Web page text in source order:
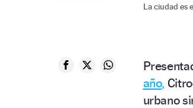
La ciudad es
año,
urbano